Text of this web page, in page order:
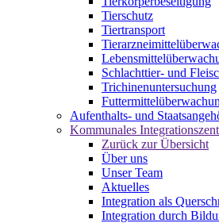
Tierschutz
Tiertransport
Schlachttier- und
Trichinenuntersuchung
Aufenthalts- und
Kommunales
Zurück zur Übersicht
Über uns
Unser Team
Aktuelles
Integration als
Integration durch